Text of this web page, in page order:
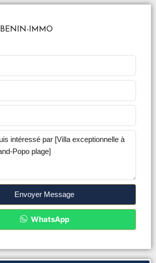
BENIN-IMMO
Envoyer Message
WhatsApp